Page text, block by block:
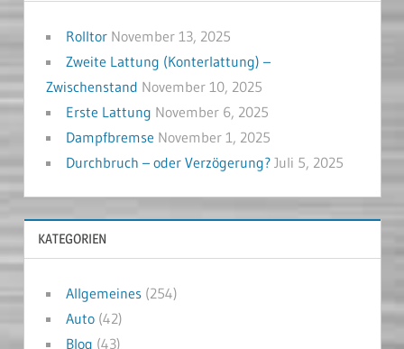
Rolltor November 13, 2025
Zweite Lattung (Konterlattung) –
Zwischenstand November 10, 2025
Erste Lattung November 6, 2025
Dampfbremse November 1, 2025
Durchbruch – oder Verzögerung? Juli 5, 2025
KATEGORIEN
Allgemeines(254)
Auto(42)
Blog (43)